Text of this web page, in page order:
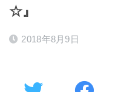
☆』
2018年8月9日